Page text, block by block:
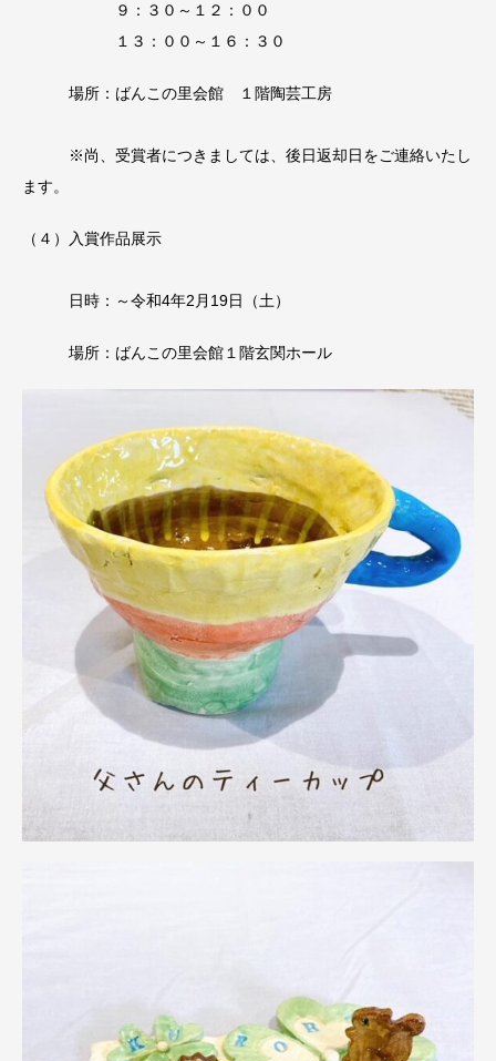
９：３０～１２：００
１３：００～１６：３０
場所：ばんこの里会館 １階陶芸工房
※尚、受賞者につきましては、後日返却日をご連絡いたし
ます。
（４）入賞作品展示
日時：～令和4年2月19日（土）
場所：ばんこの里会館１階玄関ホール